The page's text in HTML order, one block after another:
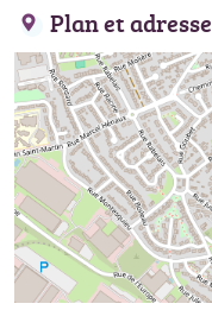
Plan et adresse